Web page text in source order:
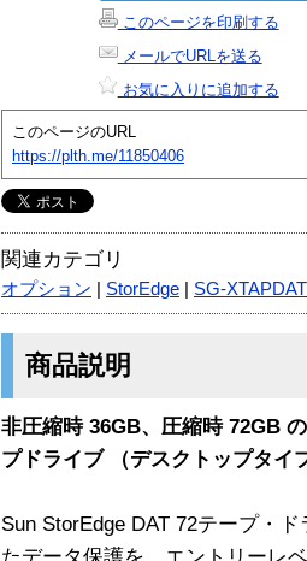
このページを印刷する
メールでURLを送る
お気に入りに追加する
このページのURL
https://plth.me/11850406
関連カテゴリ
オプション StorEdge SG-
商品説明
非圧縮時 36GB、圧縮時 72GB
プドライブ （デスクトップタイ
Sun StorEdge DAT 72テープ・